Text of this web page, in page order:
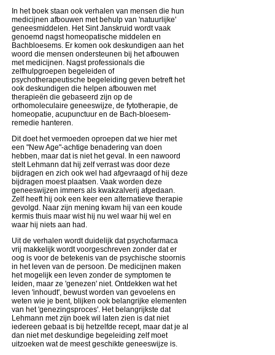
In het boek staan ook verhalen van mensen die hun
medicijnen afbouwen met behulp van 'natuurlijke'
geneesmiddelen. Het Sint Janskruid wordt vaak
genoemd nagst homeopatische middelen en
Bachbloesems. Er komen ook deskundigen aan het
woord die mensen ondersteunen bij het afbouwen
met medicijnen. Nagst professionals die
zelfhulpgroepen begeleiden of
psychotherapeutische begeleiding geven betreft het
ook deskundigen die helpen afbouwen met
therapieën die gebaseerd zijn op de
orthomoleculaire geneeswijze, de fytotherapie, de
homeopatie, acupunctuur en de Bach-bloesem-
remedie hanteren.
Dit doet het vermoeden oproepen dat we hier met
een "New Age"-achtige benadering van doen
hebben, maar dat is niet het geval. In een nawoord
stelt Lehmann dat hij zelf verrast was door deze
bijdragen en zich ook wel had afgevraagd of hij deze
bijdragen moest plaatsen. Vaak worden deze
geneeswijzen immers als kwakzalverij afgedaan.
Zelf heeft hij ook een keer een alternatieve therapie
gevolgd. Naar zijn mening kwam hij van een koude
kermis thuis maar wist hij nu wel waar hij wel en
waar hij niets aan had.
Uit de verhalen wordt duidelijk dat psychofarmaca
vrij makkelijk wordt voorgeschreven zonder dat er
oog is voor de betekenis van de psychische stoornis
in het leven van de persoon. De medicijnen maken
het mogelijk een leven zonder de symptomen te
leiden, maar ze 'genezen' niet. Ontdekken wat het
leven 'inhoudt', bewust worden van gevoelens en
weten wie je bent, blijken ook belangrijke elementen
van het 'genezingsproces'. Het belangrijkste dat
Lehmann met zijn boek wil laten zien is dat niet
iedereen gebaat is bij hetzelfde recept, maar dat je al
dan niet met deskundige begeleiding zelf moet
uitzoeken wat de meest geschikte geneeswijze is.